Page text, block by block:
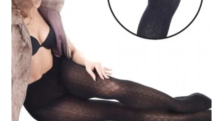
produkty
Recenzje
Rozwiń
menu
potomne